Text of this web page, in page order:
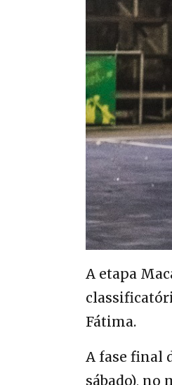
A etapa
Fátima.
A fase final
sábado), no